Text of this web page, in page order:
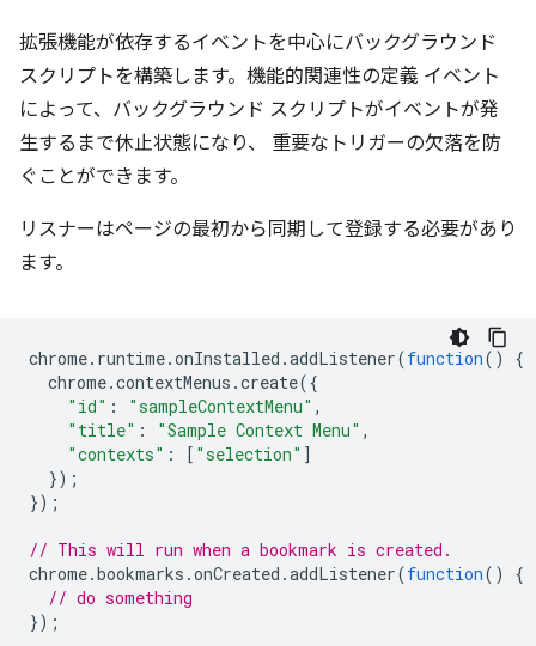
拡張機能が依存するイベントを中心にバックグラウンド
スクリプトを構築します。機能的関連性の定義 イベント
によって、バックグラウンド スクリプトがイベントが発
生するまで休止状態になり、 重要なトリガーの欠落を防
ぐことができます。
リスナーはページの最初から同期して登録する必要があり
ます。
chrome. runtime.onInstalled .addListener(function()
{
chrome.contextMenus .create({
"id" : "sampleContextMenu" ,
"title" : "Sample Context Menu" ,
"contexts" : [ "selection" ]
});
});
// This will run when a bookmark is created.
chrome.bookmarks .onCreated .addListener(function()
{
// do something
});